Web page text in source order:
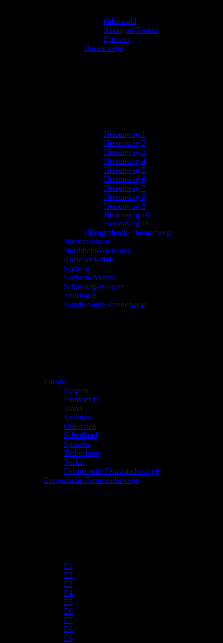
Odenwald
Rheingau/Taunus
Spessart
Hessenwege
Hessenweg 1
Hessenweg 2
Hessenweg 3
Hessenweg 4
Hessenweg 5
Hessenweg 6
Hessenweg 7
Hessenweg 8
Hessenweg 9
Hessenweg 10
Hessenweg 11
Übergreifende Themenwege
Niedersachsen
Nordrhein-Westfalen
Rheinland-Pfalz
Sachsen
Sachsen-Anhalt
Schleswig-Holstein
Thüringen
Bundesweite Wanderwege
Europa
Belgien
Frankreich
Irland
Kroatien
Österreich
Schottland
Spanien
Tschechien
Türkei
Europäische Fernwanderwege
Europäische Fernwanderwege
E1
E2
E3
E4
E5
E6
E7
E8
E9